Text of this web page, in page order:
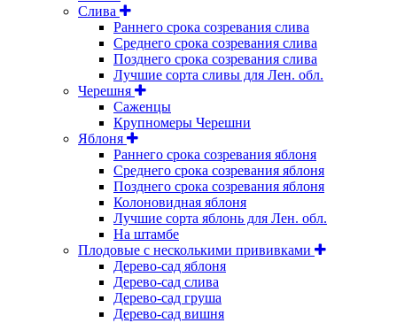
Слива
Раннего срока созревания слива
Среднего срока созревания слива
Позднего срока созревания слива
Лучшие сорта сливы для Лен. обл.
Черешня
Саженцы
Крупномеры Черешни
Яблоня
Раннего срока созревания яблоня
Среднего срока созревания яблоня
Позднего срока созревания яблоня
Колоновидная яблоня
Лучшие сорта яблонь для Лен. обл.
На штамбе
Плодовые с несколькими прививками
Дерево-сад яблоня
Дерево-сад слива
Дерево-сад груша
Дерево-сад вишня